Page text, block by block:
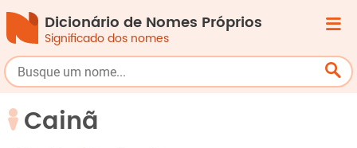
Dicionário de Nomes Próprios
Significado dos nomes
Cainã